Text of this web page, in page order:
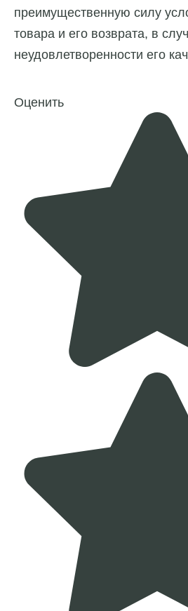
преимущественную силу
товара и его возврата, в
неудовлетворенности его
Оценить